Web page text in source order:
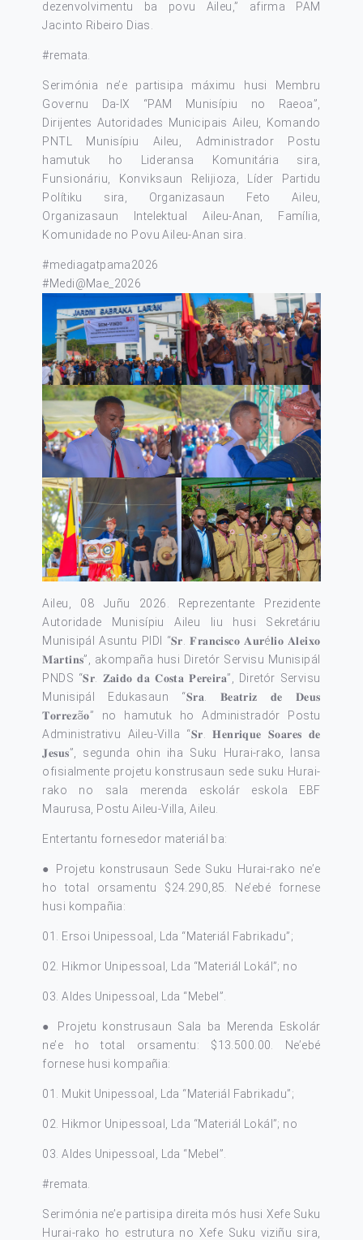
dezenvolvimentu ba povu Aileu,” afirma PAM
Jacinto Ribeiro Dias.
#remata
Serimónia ne’e partisipa máximu husi Membru
Governu Da-IX “PAM Munisípiu no Raeoa”,
Dirijentes Autoridades Municipais Aileu, Komando
PNTL Munisípiu Aileu, Administrador Postu
hamutuk ho Lideransa Komunitária sira,
Funsionáriu, Konviksaun Relijioza, Líder Partidu
Polítiku sira, Organizasaun Feto Aileu,
Organizasaun Intelektual Aileu-Anan, Família,
Komunidade no Povu Aileu-Anan sira.
#mediagatpama2026
#Medi@Mae_2026
Aileu, 08 Juñu 2026. Reprezentante Prezidente
Autoridade Munisípiu Aileu liu husi Sekretáriu
Munisipál Asuntu PIDI “𝐒𝐫. 𝐅𝐫𝐚𝐧𝐜𝐢𝐬𝐜𝐨 𝐀𝐮𝐫é𝐥𝐢𝐨 𝐀𝐥𝐞𝐢𝐱𝐨
𝐌𝐚𝐫𝐭𝐢𝐧𝐬”, akompaña husi Diretór Servisu Munisipál
PNDS “𝐒𝐫. 𝐙𝐚𝐢𝐝𝐨 𝐝𝐚 𝐂𝐨𝐬𝐭𝐚 𝐏𝐞𝐫𝐞𝐢𝐫𝐚”, Diretór Servisu
Munisipál Edukasaun “𝐒𝐫𝐚. 𝐁𝐞𝐚𝐭𝐫𝐢𝐳 𝐝𝐞 𝐃𝐞𝐮𝐬
𝐓𝐨𝐫𝐫𝐞𝐳ã𝐨” no hamutuk ho Administradór Postu
Administrativu Aileu-Villa “𝐒𝐫. 𝐇𝐞𝐧𝐫𝐢𝐪𝐮𝐞 𝐒𝐨𝐚𝐫𝐞𝐬 𝐝𝐞
𝐉𝐞𝐬𝐮𝐬”, segunda ohin iha Suku Hurai-rako, lansa
ofisialmente projetu konstrusaun sede suku Hurai-
rako no sala merenda eskolár eskola EBF
Maurusa, Postu Aileu-Villa, Aileu.
Entertantu fornesedor materiál ba:
● Projetu konstrusaun Sede Suku Hurai-rako ne’e
ho total orsamentu $24.290,85. Ne’ebé fornese
husi kompañia:
01. Ersoi Unipessoal, Lda “Materiál Fabrikadu”;
02. Hikmor Unipessoal, Lda “Materiál Lokál”; no
03. Aldes Unipessoal, Lda “Mebel”.
● Projetu konstrusaun Sala ba Merenda Eskolár
ne’e ho total orsamentu: $13.500.00. Ne’ebé
fornese husi kompañia:
01. Mukit Unipessoal, Lda “Materiál Fabrikadu”;
02. Hikmor Unipessoal, Lda “Materiál Lokál”; no
03. Aldes Unipessoal, Lda “Mebel”.
#remata
Serimónia ne’e partisipa direita mós husi Xefe Suku
Hurai-rako ho estrutura no Xefe Suku viziñu sira,